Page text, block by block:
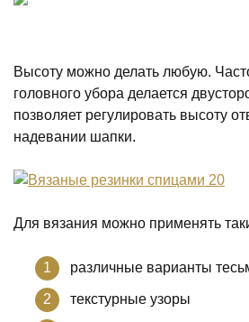
Высоту можно делать любую.
головного убора делается
позволяет регулировать высоту
надевании шапки.
Для вязания можно применять
различные варианты
текстурные узоры